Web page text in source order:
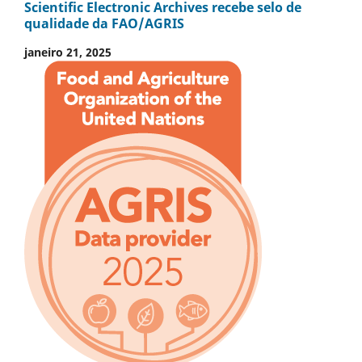
Scientific Electronic Archives recebe selo de
qualidade da FAO/AGRIS
janeiro 21, 2025